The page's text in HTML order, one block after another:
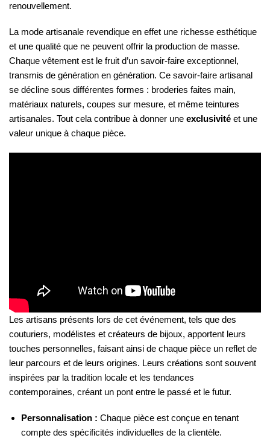
renouvellement.
La mode artisanale revendique en effet une richesse esthétique
et une qualité que ne peuvent offrir la production de masse.
Chaque vêtement est le fruit d’un savoir-faire exceptionnel,
transmis de génération en génération. Ce savoir-faire artisanal
se décline sous différentes formes : broderies faites main,
matériaux naturels, coupes sur mesure, et même teintures
artisanales. Tout cela contribue à donner une exclusivité et une
valeur unique à chaque pièce.
Les artisans présents lors de cet événement, tels que des
couturiers, modélistes et créateurs de bijoux, apportent leurs
touches personnelles, faisant ainsi de chaque pièce un reflet de
leur parcours et de leurs origines. Leurs créations sont souvent
inspirées par la tradition locale et les tendances
contemporaines, créant un pont entre le passé et le futur.
Personnalisation : Chaque pièce est conçue en tenant
compte des spécificités individuelles de la clientèle.